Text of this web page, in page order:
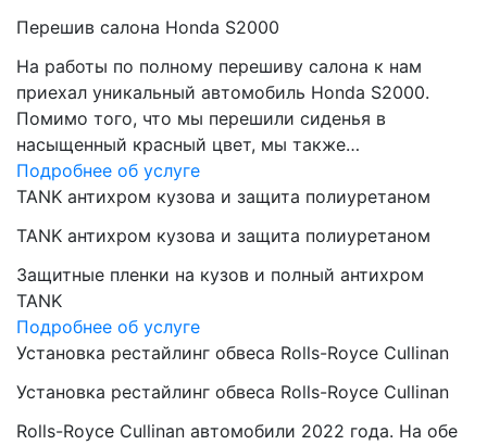
Перешив салона Honda S2000
На работы по полному перешиву салона к нам
приехал уникальный автомобиль Honda S2000.
Помимо того, что мы перешили сиденья в
насыщенный красный цвет, мы также…
Подробнее об услуге
TANK антихром кузова и защита полиуретаном
TANK антихром кузова и защита полиуретаном
Защитные пленки на кузов и полный антихром
TANK
Подробнее об услуге
Установка рестайлинг обвеса Rolls-Royce Cullinan
Установка рестайлинг обвеса Rolls-Royce Cullinan
Rolls-Royce Cullinan автомобили 2022 года. На обе